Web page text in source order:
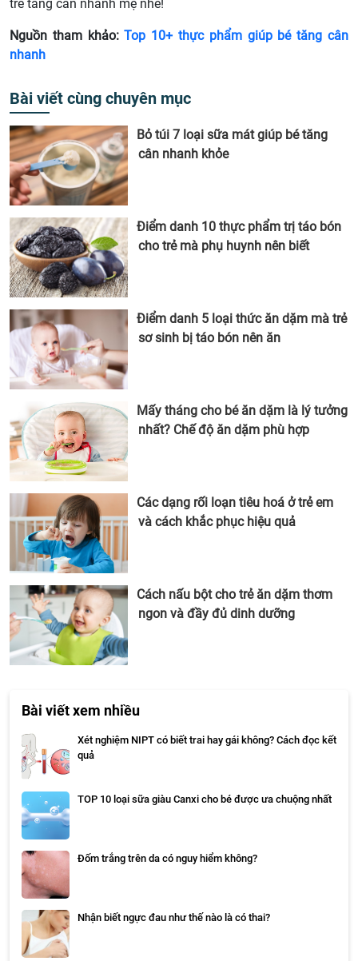
trẻ tăng cân nhanh mẹ nhé!
Nguồn tham khảo:Top 10+ thực phẩm giúp bé tăng cân
nhanh
Bài viết cùng chuyên mục
Bỏ túi 7 loại sữa mát giúp bé tăng
cân nhanh khỏe
Điểm danh 10 thực phẩm trị táo bón
cho trẻ mà phụ huynh nên biết
Điểm danh 5 loại thức ăn dặm mà trẻ
sơ sinh bị táo bón nên ăn
Mấy tháng cho bé ăn dặm là lý tưởng
nhất? Chế độ ăn dặm phù hợp
Các dạng rối loạn tiêu hoá ở trẻ em
và cách khắc phục hiệu quả
Cách nấu bột cho trẻ ăn dặm thơm
ngon và đầy đủ dinh dưỡng
Bài viết xem nhiều
Xét nghiệm NIPT có biết trai hay gái không? Cách đọc kết
quả
TOP 10 loại sữa giàu Canxi cho bé được ưa chuộng nhất
Đốm trắng trên da có nguy hiểm không?
Nhận biết ngực đau như thế nào là có thai?